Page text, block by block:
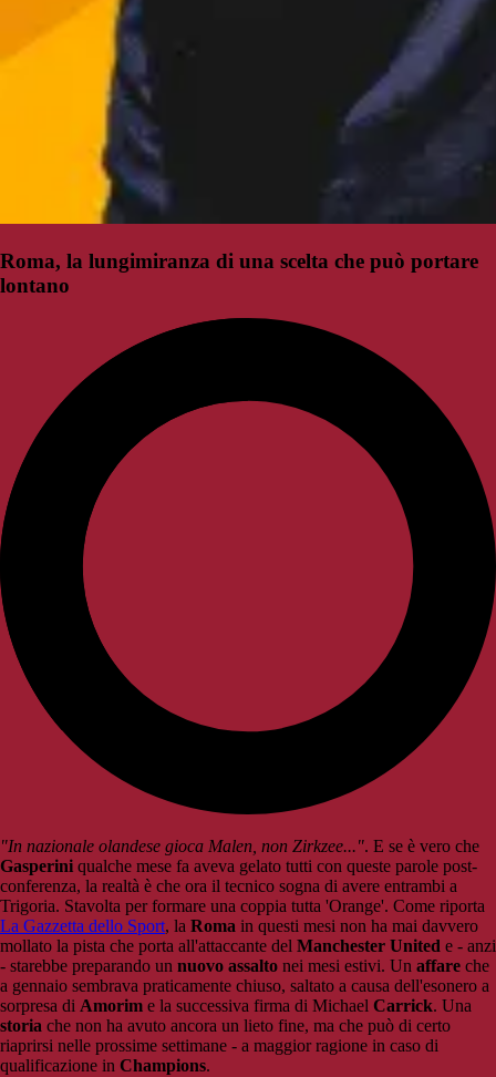
Roma, la lungimiranza di una scelta che può portare
lontano
"In nazionale olandese gioca Malen, non Zirkzee...". E se è vero che
Gasperini qualche mese fa aveva gelato tutti con queste parole post-
conferenza, la realtà è che ora il tecnico sogna di avere entrambi a
Trigoria. Stavolta per formare una coppia tutta 'Orange'. Come riporta
La Gazzetta dello Sport, la Roma in questi mesi non ha mai davvero
mollato la pista che porta all'attaccante del Manchester United e - anzi
- starebbe preparando un nuovo assalto nei mesi estivi. Un affare che
a gennaio sembrava praticamente chiuso, saltato a causa dell'esonero a
sorpresa di Amorim e la successiva firma di Michael Carrick. Una
storia che non ha avuto ancora un lieto fine, ma che può di certo
riaprirsi nelle prossime settimane - a maggior ragione in caso di
qualificazione in Champions.